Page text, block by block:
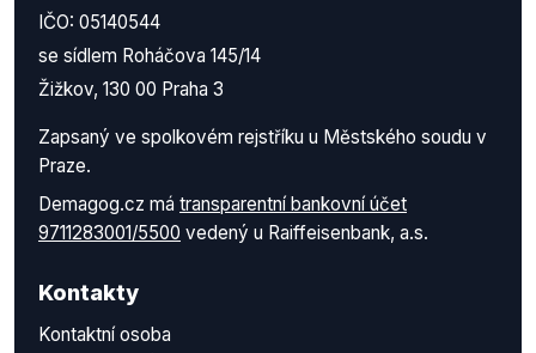
IČO: 05140544
se sídlem Roháčova 145/14
Žižkov, 130 00 Praha 3
Zapsaný ve spolkovém rejstříku u Městského soudu v
Praze.
Demagog.cz má transparentní bankovní účet
9711283001/5500 vedený u Raiffeisenbank, a.s.
Kontakty
Kontaktní osoba